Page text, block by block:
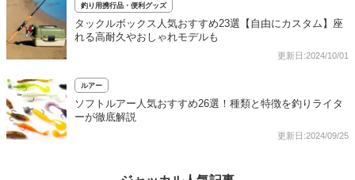
釣り用携行品・便利グッズ
タックルボックス人気おすすめ23選【自由にカスタム】座
れる高耐久やおしゃれモデルも
更新日:2024/10/01
ルアー
ソフトルアー人気おすすめ26選！種類と特徴を釣りライタ
ーが徹底解説
更新日:2024/09/25